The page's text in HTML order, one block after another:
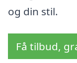
og din stil.
Få tilbud,